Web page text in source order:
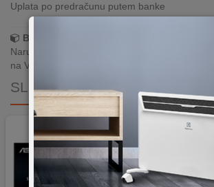
Uplata po predračunu putem banke
Brza dostava!
Narudžbe zaprimljene radnim danima do 13h
na Vašoj adresi paket je već za 24–48h.
SLIČNI PROIZVODI